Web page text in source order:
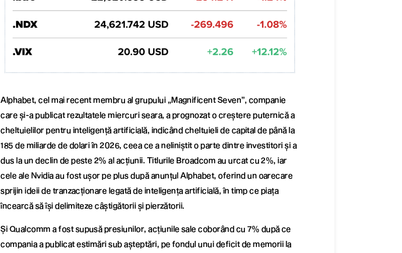
Alphabet, cel mai recent membru al grupului „Magnificent Seven”, companie
care și-a publicat rezultatele miercuri seara, a prognozat o creștere puternică a
cheltuielilor pentru inteligență artificială, indicând cheltuieli de capital de până la
185 de miliarde de dolari în 2026, ceea ce a neliniștit o parte dintre investitori și a
dus la un declin de peste 2% al acțiunii. Titlurile Broadcom au urcat cu 2%, iar
cele ale Nvidia au fost ușor pe plus după anunțul Alphabet, oferind un oarecare
sprijin ideii de tranzacționare legată de inteligența artificială, în timp ce piața
încearcă să își delimiteze câștigătorii și pierzătorii.
Și Qualcomm a fost supusă presiunilor, acțiunile sale coborând cu 7% după ce
compania a publicat estimări sub așteptări, pe fondul unui deficit de memorii la